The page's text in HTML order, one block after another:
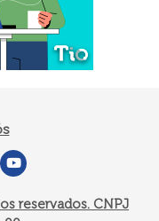
reservados. CNPJ